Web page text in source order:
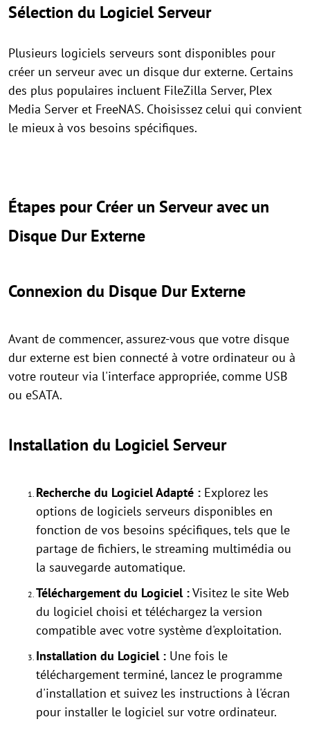
Sélection du Logiciel Serveur
Plusieurs logiciels serveurs sont disponibles pour
créer un serveur avec un disque dur externe. Certains
des plus populaires incluent FileZilla Server, Plex
Media Server et FreeNAS. Choisissez celui qui convient
le mieux à vos besoins spécifiques.
Étapes pour Créer un Serveur avec un
Disque Dur Externe
Connexion du Disque Dur Externe
Avant de commencer, assurez-vous que votre disque
dur externe est bien connecté à votre ordinateur ou à
votre routeur via l'interface appropriée, comme USB
ou eSATA.
Installation du Logiciel Serveur
Recherche du Logiciel Adapté : Explorez les
options de logiciels serveurs disponibles en
fonction de vos besoins spécifiques, tels que le
partage de fichiers, le streaming multimédia ou
la sauvegarde automatique.
Téléchargement du Logiciel :Visitez le site Web
du logiciel choisi et téléchargez la version
compatible avec votre système d'exploitation.
Installation du Logiciel : Une fois le
téléchargement terminé, lancez le programme
d'installation et suivez les instructions à l'écran
pour installer le logiciel sur votre ordinateur.